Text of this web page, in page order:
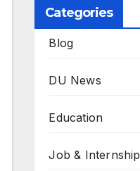
Categories
Blog
DU News
Education
Job & Internship